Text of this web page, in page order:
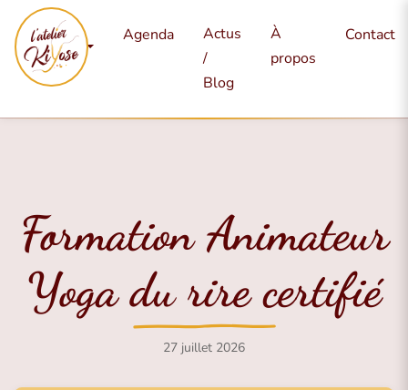
Mes
services
Agenda
Actus
/
Blog
À
propos
Contact
Formation Animateur
Yoga du rire certifié
27 juillet 2026